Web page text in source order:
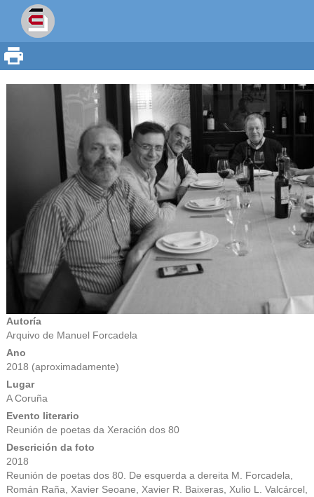
Autoría
Arquivo de Manuel Forcadela
Ano
2018 (aproximadamente)
Lugar
A Coruña
Evento literario
Reunión de poetas da Xeración dos 80
Descrición da foto
2018
Reunión de poetas dos 80. De esquerda a dereita M. Forcadela,
Román Raña, Xavier Seoane, Xavier R. Baixeras, Xulio L. Valcárcel,